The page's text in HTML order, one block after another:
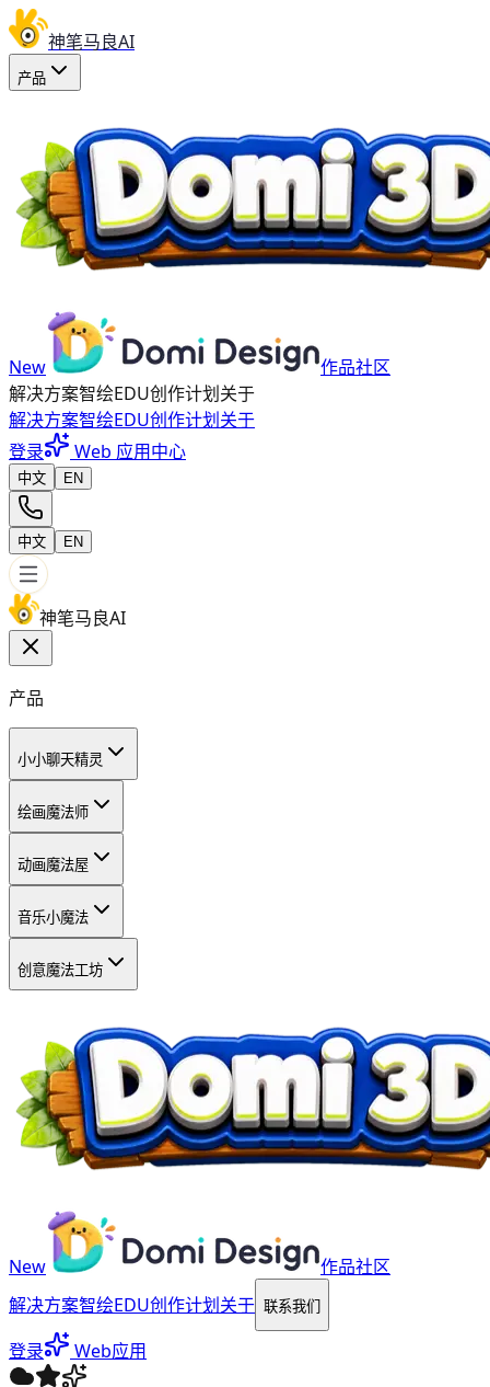
神笔马良AI
产品
New
作品社区
解决方案智绘EDU创作计划关于
解决方案智绘EDU创作计划关于
登录
Web 应用中心
中文 EN
中文 EN
神笔马良AI
产品
小小聊天精灵
绘画魔法师
动画魔法屋
音乐小魔法
创意魔法工坊
New
作品社区
解决方案智绘EDU创作计划关于 联系我们
登录 Web应用